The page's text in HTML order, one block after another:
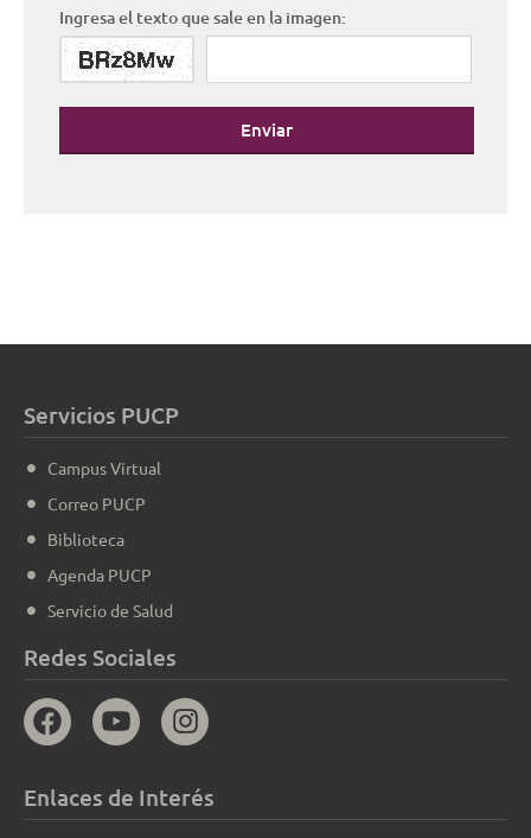
Ingresa el texto que sale en la imagen:
Enviar
Servicios PUCP
Campus Virtual
Correo PUCP
Biblioteca
Agenda PUCP
Servicio de Salud
Redes Sociales
Enlaces de Interés